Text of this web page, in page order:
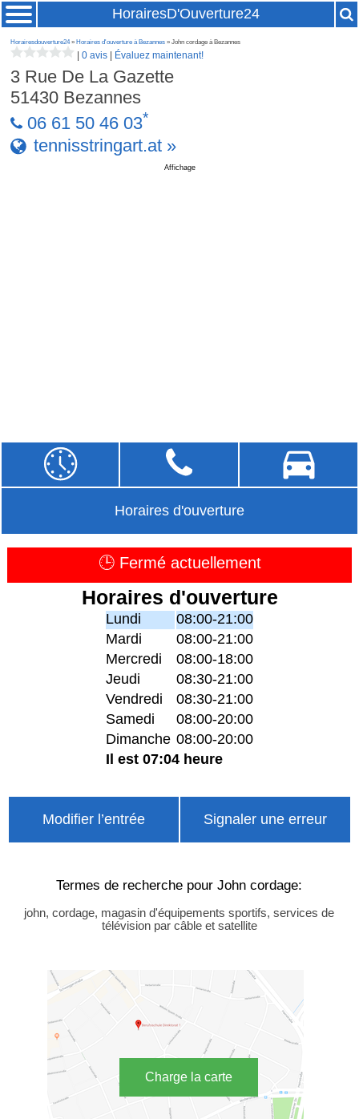
HorairesD'Ouverture24
Horairesdouverture24» Horaires d'ouverture à Bezannes » John cordage à Bezannes
|0 avis Évaluez maintenant!
3 Rue De La Gazette
51430 Bezannes
06 61 50 46 03*
tennisstringart.at »
Affichage
Horaires d'ouverture
🕒 Fermé actuellement
Horaires d'ouverture
Lundi
08:00-21:00
Mardi
08:00-21:00
Mercredi
08:00-18:00
Jeudi
08:30-21:00
Vendredi
08:30-21:00
Samedi
08:00-20:00
Dimanche 08:00-20:00
Il est 07:04 heure
Modifier l’entrée Signaler une erreur
Termes de recherche pour John cordage:
john, cordage, magasin d'équipements sportifs, services de
télévision par câble et satellite
Charge la carte